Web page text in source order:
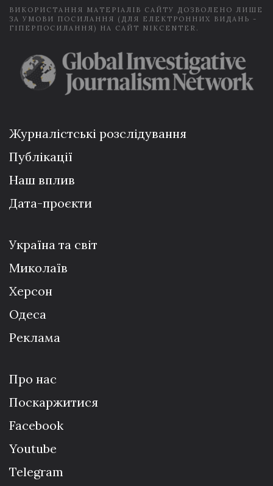
ВИКОРИСТАННЯ МАТЕРІАЛІВ САЙТУ ДОЗВОЛЕНО ЛИШЕ
ЗА УМОВИ ПОСИЛАННЯ (ДЛЯ ЕЛЕКТРОННИХ ВИДАНЬ -
ГІПЕРПОСИЛАННЯ) НА САЙТ NIKCENTER.
Журналістські розслідування
Публікації
Наш вплив
Дата-проєкти
Україна та світ
Миколаїв
Херсон
Одеса
Реклама
Про нас
Поскаржитися
Facebook
Youtube
Telegram